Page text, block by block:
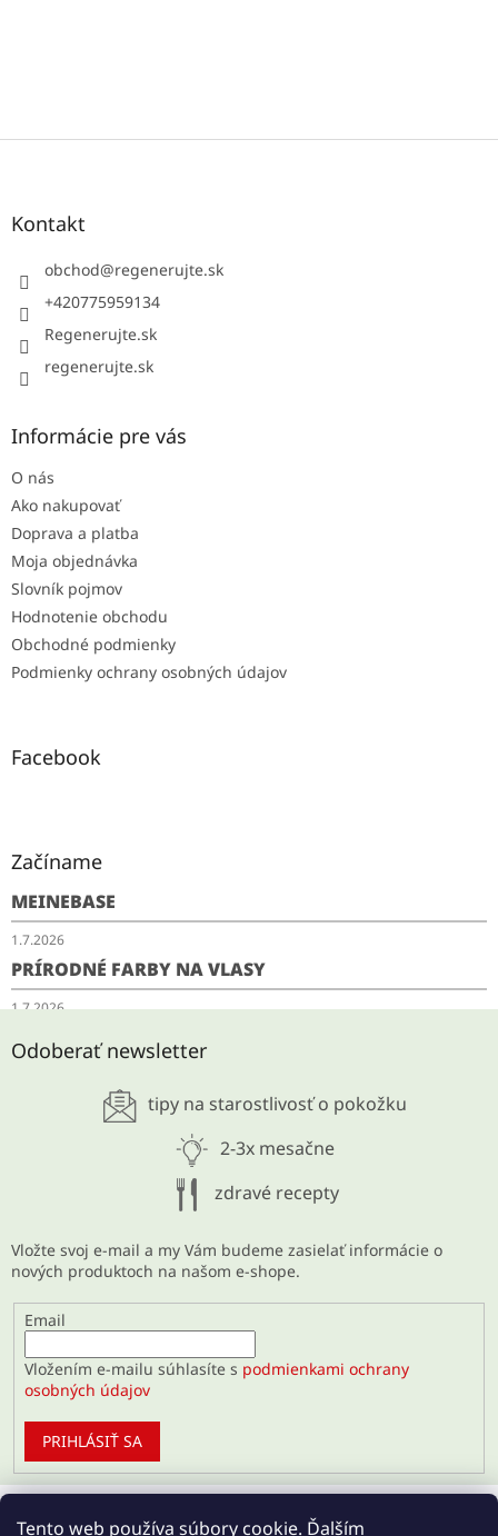
Tento web používa súbory cookie. Ďalším
Z
Kontakt
obchod@regenerujte.sk
+420775959134
Regenerujte.sk
regenerujte.sk
Informácie pre vás
O nás
Ako nakupovať
Doprava a platba
Moja objednávka
Slovník pojmov
Hodnotenie obchodu
Obchodné podmienky
Podmienky ochrany osobných údajov
Facebook
Začíname
MEINEBASE
1.7.2026
PRÍRODNÉ FARBY NA VLASY
1.7.2026
SCHUDNITE ODKYSLENÍM
Odoberať newsletter
tipy na starostlivosť o pokožku
2-3x mesačne
zdravé recepty
Vložte svoj e-mail a my Vám budeme zasielať informácie o
nových produktoch na našom e-shope.
Email
Vložením e-mailu súhlasíte s podmienkami ochrany
osobných údajov
PRIHLÁSIŤ SA